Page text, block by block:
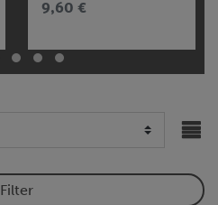
9,60 €
Filter